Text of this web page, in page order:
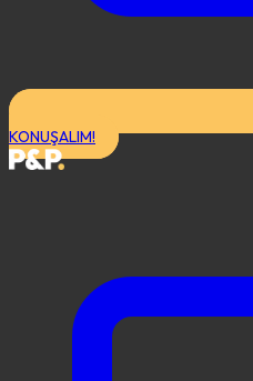
KONUŞALIM!